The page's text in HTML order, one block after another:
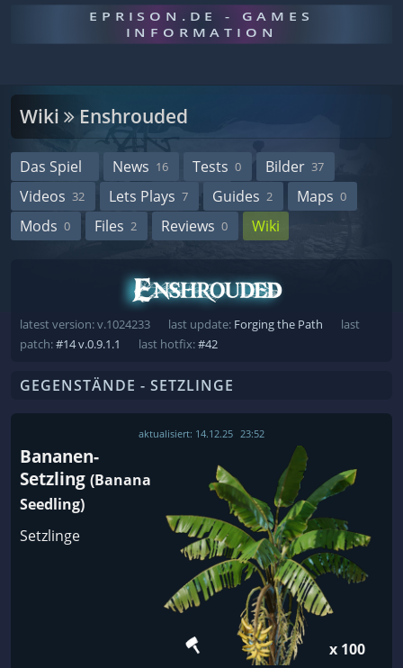
EPRISON.DE - GAMES
INFORMATION
Wiki Enshrouded
Das Spiel News 16 Tests 0 Bilder 37
Videos 32 Lets Plays 7 Guides 2 Maps 0
Mods 0 Files 2 Reviews 0 Wiki
latest version: v.1024233 last update: Forging the Path
last
patch:#14 v.0.9.1.1 last hotfix:#42
GEGENSTÄNDE - SETZLINGE
aktualisiert: 14.12.25 23:52
Bananen-
Setzling (Banana
Seedling)
Setzlinge
x 100